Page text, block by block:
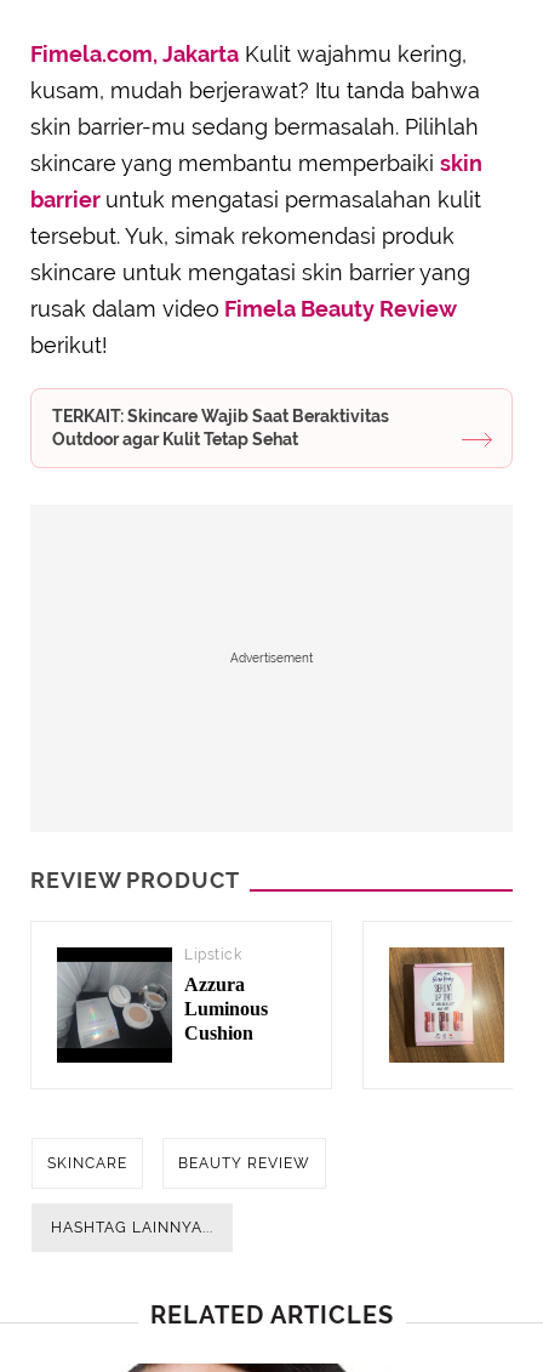
Fimela.com, Jakarta Kulit wajahmu kering,
kusam, mudah berjerawat? Itu tanda bahwa
skin barrier-mu sedang bermasalah. Pilihlah
skincare yang membantu memperbaiki skin
barrier untuk mengatasi permasalahan kulit
tersebut. Yuk, simak rekomendasi produk
skincare untuk mengatasi skin barrier yang
rusak dalam video Fimela Beauty Review
berikut!
TERKAIT: Skincare Wajib Saat Beraktivitas
Outdoor agar Kulit Tetap Sehat
Advertisement
REVIEW PRODUCT
Lipstick
Azzura
Luminous
Cushion
SKINCARE BEAUTY REVIEW
HASHTAG LAINNYA...
RELATED ARTICLES